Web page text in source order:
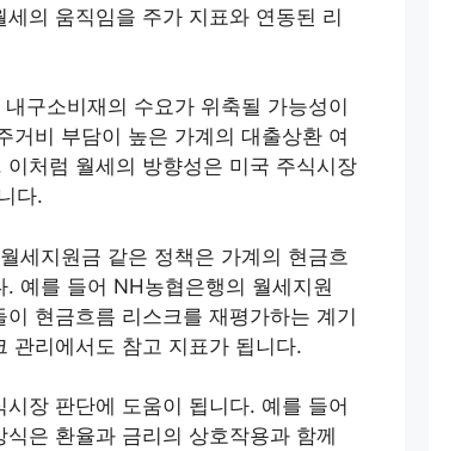
의 움직임을 주가 지표와 연동된 리
구소비재의 수요가 위축될 가능성이
거비 부담이 높은 가계의 대출상환 여
처럼 월세의 방향성은 미국 주식시장
다.
세지원금 같은 정책은 가계의 현금흐
예를 들어 NH농협은행의 월세지원
현금흐름 리스크를 재평가하는 계기
관리에서도 참고 지표가 됩니다.
장 판단에 도움이 됩니다. 예를 들어
은 환율과 금리의 상호작용과 함께